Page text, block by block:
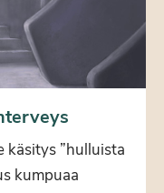
käsitys ”hulluista
kumpuaa